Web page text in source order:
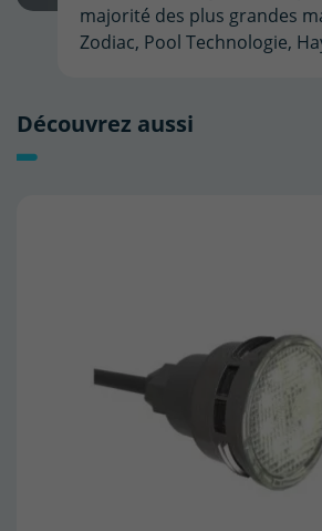
majorité des plus grandes
Zodiac, Pool Technologie,
Découvrez aussi